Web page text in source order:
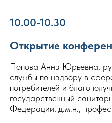
10.00-10.30
Открытие
Попова Анна Юрьевна,
службы по надзору в
потребителей и
государственный
Федерации, д.м.н.,